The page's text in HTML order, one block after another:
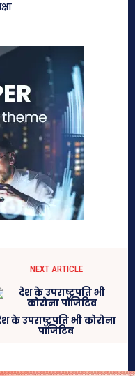
NEXT ARTICLE
के उपराष्ट्रपति भी कोरोना
पॉजिटिव